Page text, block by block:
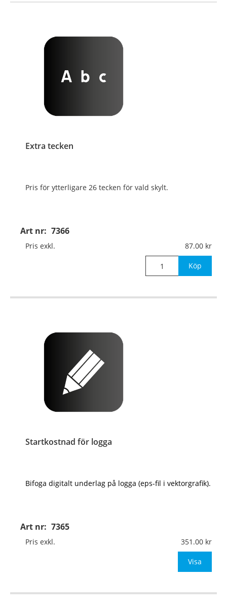
Extra tecken
Art nr: 7366
Pris för ytterligare 26 tecken för vald skylt.
Pris exkl. 87.00
Köp
Startkostnad för logga
Art nr: 7365
Bifoga digitalt underlag på logga (eps-fil i vektorgrafik).
Pris exkl. 351.00
Visa